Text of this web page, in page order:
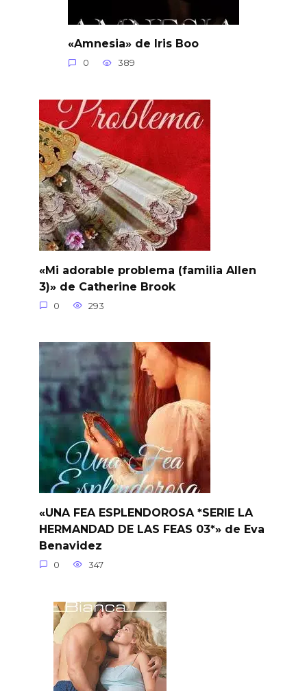
«Amnesia» de Iris Boo
0 389
«Mi adorable problema (familia Allen
3)» de Catherine Brook
0 293
«UNA FEA ESPLENDOROSA *SERIE LA
HERMANDAD DE LAS FEAS 03*» de Eva
Benavidez
0 347